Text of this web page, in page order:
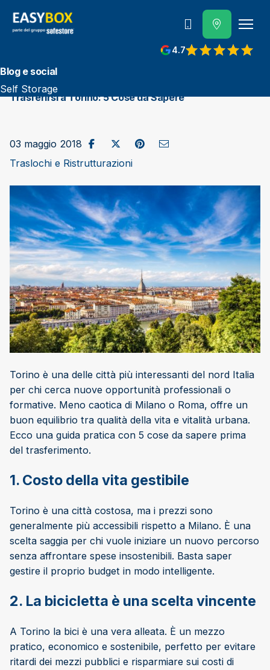
4.7
View reviews on Google
800 202 662
Blog e social
Self Storage
Trasferirsi a Torino: 5 Cose da Sapere
03 maggio 2018Condividi su Facebook
Pubblica su X/Twitter
Condividi su Pinterest
Invia come e-mail
Traslochi e Ristrutturazioni
Torino è una delle città più interessanti del nord Italia
per chi cerca nuove opportunità professionali o
formative. Meno caotica di Milano o Roma, offre un
buon equilibrio tra qualità della vita e vitalità urbana.
Ecco una guida pratica con 5 cose da sapere prima
del trasferimento.
1. Costo della vita gestibile
Torino è una città costosa, ma i prezzi sono
generalmente più accessibili rispetto a Milano. È una
scelta saggia per chi vuole iniziare un nuovo percorso
senza affrontare spese insostenibili. Basta saper
gestire il proprio budget in modo intelligente.
2. La bicicletta è una scelta vincente
A Torino la bici è una vera alleata. È un mezzo
pratico, economico e sostenibile, perfetto per evitare
ritardi dei mezzi pubblici e risparmiare sui costi di